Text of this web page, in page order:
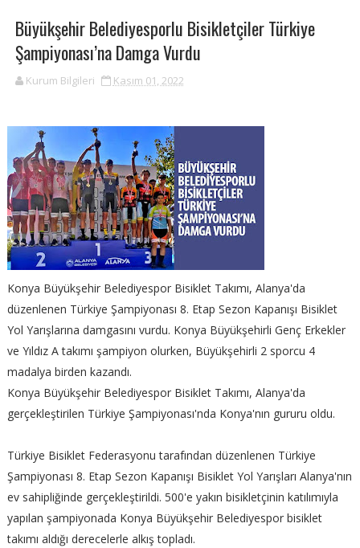
​Büyükşehir Belediyesporlu Bisikletçiler Türkiye
Şampiyonası’na Damga Vurdu
Kurum Bilgileri Kasım 01, 2022
Konya Büyükşehir Belediyespor Bisiklet Takımı, Alanya'da
düzenlenen Türkiye Şampiyonası 8. Etap Sezon Kapanışı Bisiklet
Yol Yarışlarına damgasını vurdu. Konya Büyükşehirli Genç Erkekler
ve Yıldız A takımı şampiyon olurken, Büyükşehirli 2 sporcu 4
madalya birden kazandı.
Konya Büyükşehir Belediyespor Bisiklet Takımı, Alanya'da
gerçekleştirilen Türkiye Şampiyonası'nda Konya'nın gururu oldu.
Türkiye Bisiklet Federasyonu tarafından düzenlenen Türkiye
Şampiyonası 8. Etap Sezon Kapanışı Bisiklet Yol Yarışları Alanya'nın
ev sahipliğinde gerçekleştirildi. 500'e yakın bisikletçinin katılımıyla
yapılan şampiyonada Konya Büyükşehir Belediyespor bisiklet
takımı aldığı derecelerle alkış topladı.